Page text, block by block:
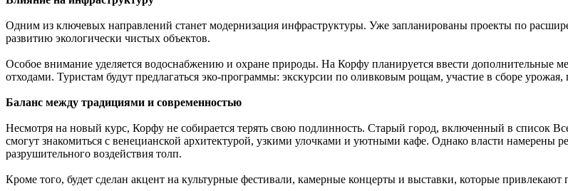
Одним из ключевых направлений станет модернизация инфраструктуры. Уже запланированы проекты по
развитию экологически чистых объектов.
Особое внимание уделяется водоснабжению и охране природы. На Корфу планируется ввести дополнительные
отходами. Туристам будут предлагаться эко-программы: экскурсии по оливковым рощам, участие в сборе
Баланс между традициями и современностью
Несмотря на новый курс, Корфу не собирается терять свою подлинность. Старый город, включенный в список
смогут знакомиться с венецианской архитектурой, узкими улочками и уютными кафе. Однако власти намерены
разрушительного воздействия толп.
Кроме того, будет сделан акцент на культурные фестивали, камерные концерты и выставки, которые